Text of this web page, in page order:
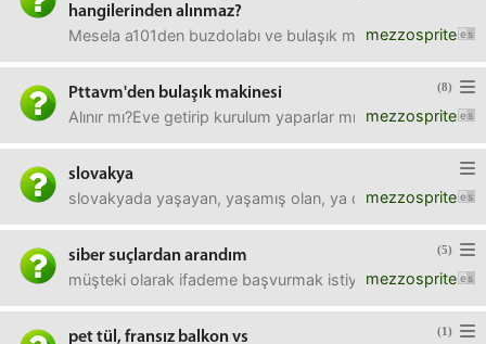
hangilerinden alınmaz?
mezzosprite
Mesela a101den buzdolabı ve bulaşık makinesi
(8)
Pttavm'den bulaşık makinesi
mezzosprite
Alınır mı?Eve getirip kurulum yaparlar mı?Garantisi olur
slovakya
mezzosprite
slovakyada yaşayan, yaşamış olan, ya da bu konularda
(5)
siber suçlardan arandım
mezzosprite
müşteki olarak ifademe başvurmak istiyorlarmış. ama
(1)
pet tül, fransız balkon vs